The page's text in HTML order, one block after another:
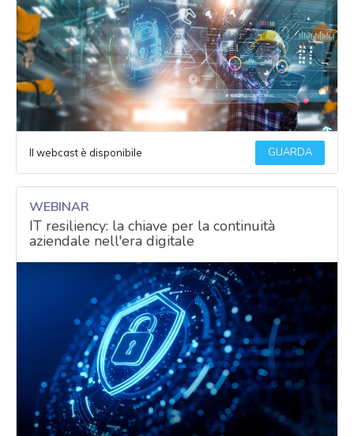
Il webcast è disponibile GUARDA
WEBINAR
IT resiliency: la chiave per la continuità
aziendale nell'era digitale